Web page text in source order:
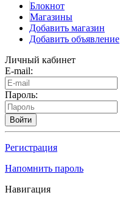
Блокнот
Магазины
Добавить магазин
Добавить объявление
Личный кабинет
E-mail:
Пароль:
Войти
Регистрация
Напомнить пароль
Навигация